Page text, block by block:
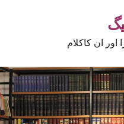
ان کاکلام